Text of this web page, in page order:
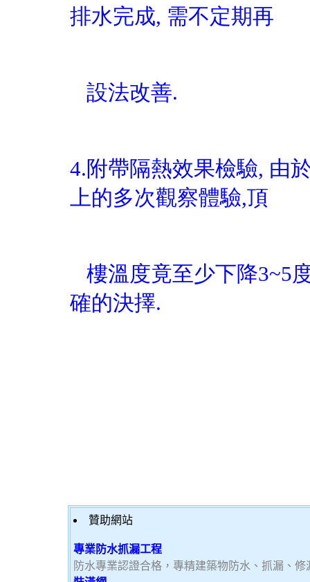
排水完成, 需不定期再
設法改善.
4.附帶隔熱效果檢驗, 由
上的多次觀察體驗,頂
樓溫度竟至少下降3~5
確的決擇.
贊助網站
專業防水抓漏工程
防水專業認證合格，專精建築物防水、抓漏、